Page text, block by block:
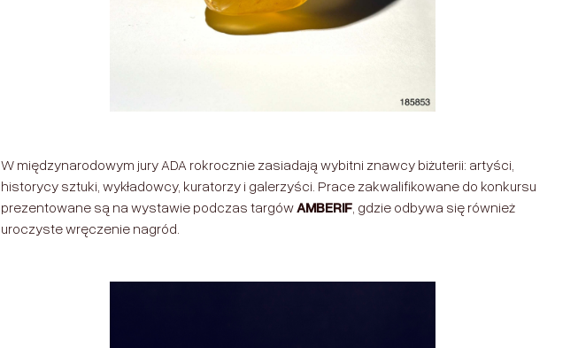
W międzynarodowym jury ADA rokrocznie zasiadają wybitni znawcy biżuterii: artyści,
historycy sztuki, wykładowcy, kuratorzy i galerzyści. Prace zakwalifikowane do konkursu
prezentowane są na wystawie podczas targówAMBERIF , gdzie odbywa się również
uroczyste wręczenie nagród.